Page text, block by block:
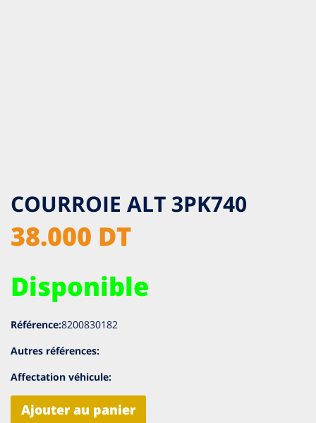
COURROIE ALT 3PK740
38.000 DT
Disponible
Référence:8200830182
Autres références:
Affectation véhicule:
Ajouter au panier